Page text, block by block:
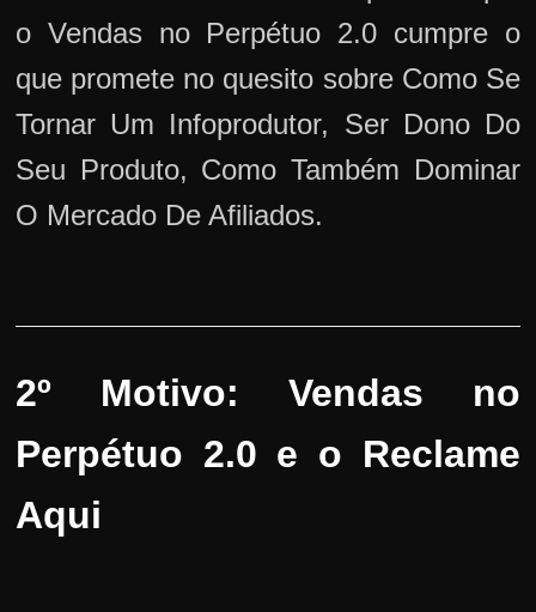
o Vendas no Perpétuo 2.0 cumpre o
que promete no quesito sobre Como Se
Tornar Um Infoprodutor, Ser Dono Do
Seu Produto, Como Também Dominar
O Mercado De Afiliados.
2º Motivo: Vendas no
Perpétuo 2.0 e o Reclame
Aqui